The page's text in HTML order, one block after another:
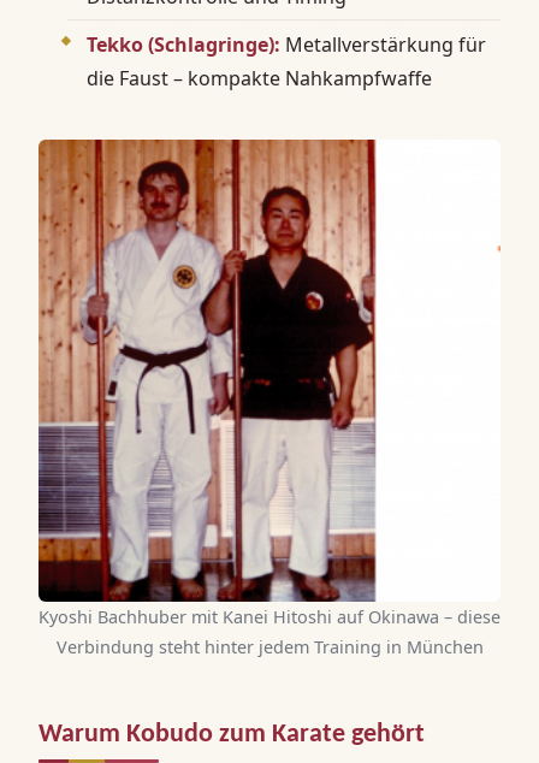
Tekko (Schlagringe): Metallverstärkung für
die Faust – kompakte Nahkampfwaffe
Kyoshi Bachhuber mit Kanei Hitoshi auf Okinawa – diese
Verbindung steht hinter jedem Training in München
Warum Kobudo zum Karate gehört